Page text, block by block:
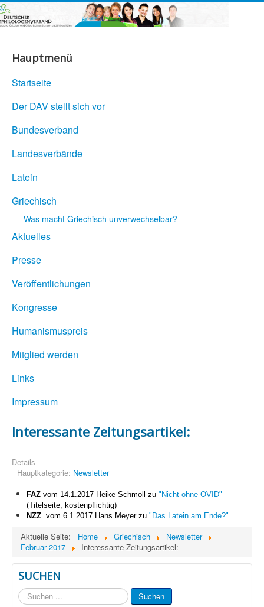
Hauptmenü
Startseite
Der DAV stellt sich vor
Bundesverband
Landesverbände
Latein
Griechisch
Was macht Griechisch unverwechselbar?
Aktuelles
Presse
Veröffentlichungen
Kongresse
Humanismuspreis
Mitglied werden
Links
Impressum
Interessante Zeitungsartikel:
Details
Hauptkategorie: Newsletter
FAZ vom 14.1.2017 Heike Schmoll zu "Nicht ohne OVID"
(Titelseite, kostenpflichtig)
NZZ vom 6.1.2017 Hans Meyer zu "Das Latein am Ende?"
Aktuelle Seite: Home Griechisch
Newsletter
Februar 2017
Interessante Zeitungsartikel:
SUCHEN
Suchen
...
Suchen